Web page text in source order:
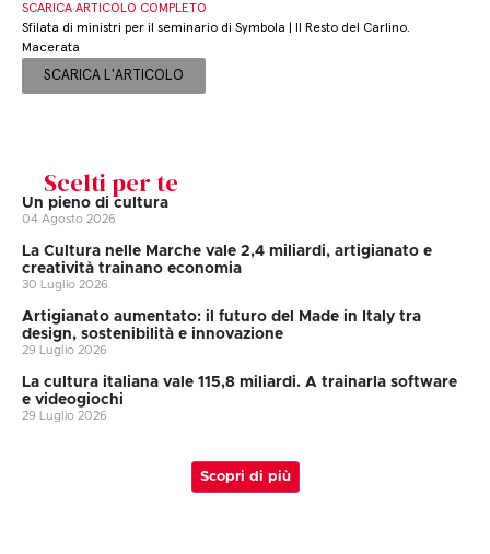
SCARICA ARTICOLO COMPLETO
Sfilata di ministri per il seminario di Symbola | Il Resto del Carlino.
Macerata
SCARICA L'ARTICOLO
Scelti per te
Un pieno di cultura
04 Agosto 2026
La Cultura nelle Marche vale 2,4 miliardi, artigianato e
creatività trainano economia
30 Luglio 2026
Artigianato aumentato: il futuro del Made in Italy tra
design, sostenibilità e innovazione
29 Luglio 2026
La cultura italiana vale 115,8 miliardi. A trainarla software
e videogiochi
29 Luglio 2026
Scopri di più